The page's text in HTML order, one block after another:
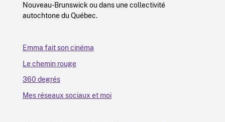
Nouveau-Brunswick ou dans une collectivité
autochtone du Québec.
Emma fait son cinéma
Le chemin rouge
360 degrés
Mes réseaux sociaux et moi